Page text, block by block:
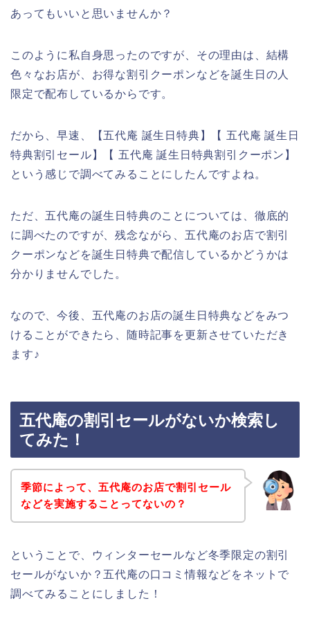
あってもいいと思いませんか？
このように私自身思ったのですが、その理由は、結構
色々なお店が、お得な割引クーポンなどを誕生日の人
限定で配布しているからです。
だから、早速、【五代庵 誕生日特典】【 五代庵 誕生日
特典割引セール】【 五代庵 誕生日特典割引クーポン】
という感じで調べてみることにしたんですよね。
ただ、五代庵の誕生日特典のことについては、徹底的
に調べたのですが、残念ながら、五代庵のお店で割引
クーポンなどを誕生日特典で配信しているかどうかは
分かりませんでした。
なので、今後、五代庵のお店の誕生日特典などをみつ
けることができたら、随時記事を更新させていただき
ます♪
五代庵の割引セールがないか検索し
てみた！
季節によって、五代庵のお店で割引セール
などを実施することってないの？
ということで、ウィンターセールなど冬季限定の割引
セールがないか？五代庵の口コミ情報などをネットで
調べてみることにしました！